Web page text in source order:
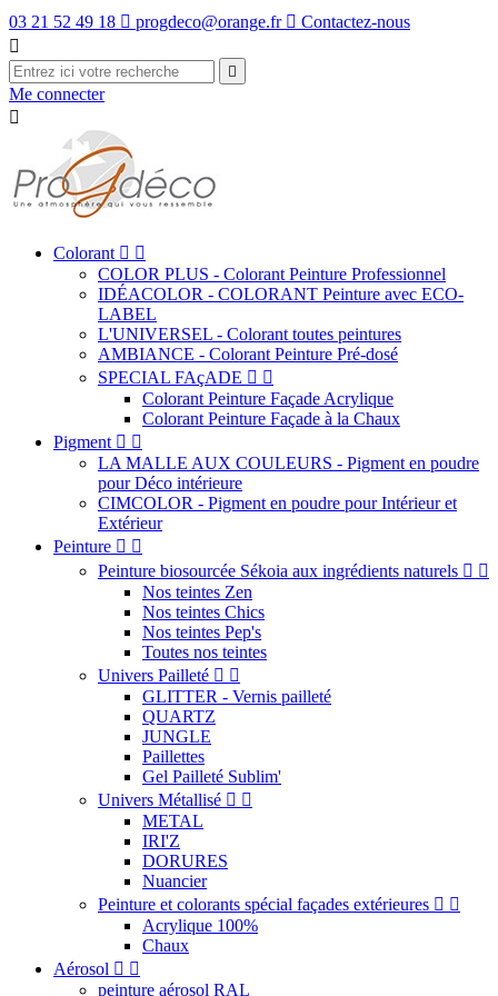
03 21 52 49 18  progdeco@orange.fr  Contactez-nous


Me connecter

Colorant  
COLOR PLUS - Colorant Peinture Professionnel
IDÉACOLOR - COLORANT Peinture avec ECO-
LABEL
L'UNIVERSEL - Colorant toutes peintures
AMBIANCE - Colorant Peinture Pré-dosé
SPECIAL FAçADE  
Colorant Peinture Façade Acrylique
Colorant Peinture Façade à la Chaux
Pigment  
LA MALLE AUX COULEURS - Pigment en poudre
pour Déco intérieure
CIMCOLOR - Pigment en poudre pour Intérieur et
Extérieur
Peinture  
Peinture biosourcée Sékoia aux ingrédients naturels  
Nos teintes Zen
Nos teintes Chics
Nos teintes Pep's
Toutes nos teintes
Univers Pailleté  
GLITTER - Vernis pailleté
QUARTZ
JUNGLE
Paillettes
Gel Pailleté Sublim'
Univers Métallisé  
METAL
IRI'Z
DORURES
Nuancier
Peinture et colorants spécial façades extérieures  
Acrylique 100%
Chaux
Aérosol  
peinture aérosol RAL